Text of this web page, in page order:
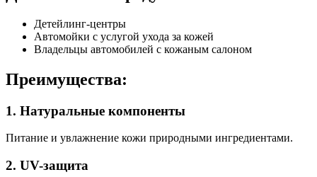
Детейлинг-центры
Автомойки с услугой ухода за кожей
Владельцы автомобилей с кожаным салоном
Преимущества:
1. Натуральные компоненты
Питание и увлажнение кожи природными ингредиентами.
2. UV-защита